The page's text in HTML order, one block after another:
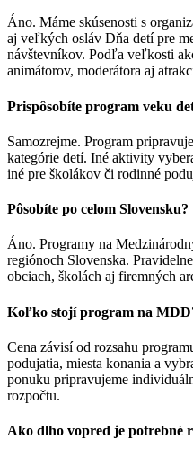
Áno. Máme skúsenosti s
aj veľkých osláv Dňa detí pre
návštevníkov. Podľa veľkosti
animátorov, moderátora aj
Prispôsobíte program veku
Samozrejme. Program
kategórie detí. Iné aktivity
iné pre školákov či rodinné
Pôsobíte po celom Slovensku?
Áno. Programy na
regiónoch Slovenska.
obciach, školách aj firemných
Koľko stojí program na
Cena závisí od rozsahu
podujatia, miesta konania a
ponuku pripravujeme
rozpočtu.
Ako dlho vopred je potrebné